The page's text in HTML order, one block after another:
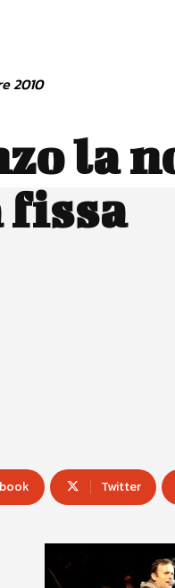
2010
la
fissa
Twitter